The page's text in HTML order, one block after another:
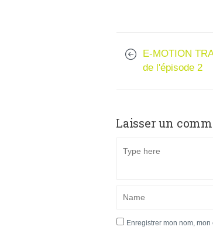
E-MOTION
de l'épisode 2
Laisser un
Enregistrer mon nom,